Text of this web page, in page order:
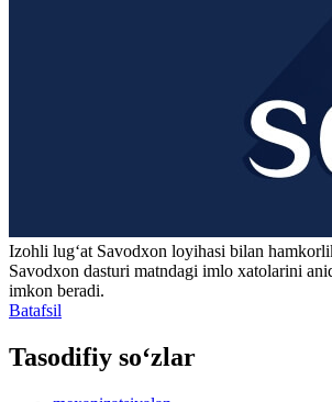
Izohli lugʻat Savodxon loyihasi bilan
Savodxon dasturi matndagi imlo xatolarini
imkon beradi.
Batafsil
Tasodifiy so‘zlar